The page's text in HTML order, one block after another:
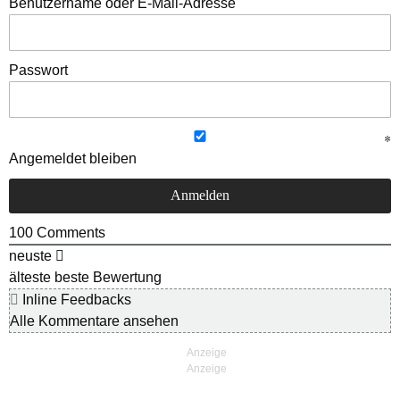
Passwort
Angemeldet bleiben
100 Comments
neuste
älteste beste Bewertung
Inline Feedbacks
Alle Kommentare ansehen